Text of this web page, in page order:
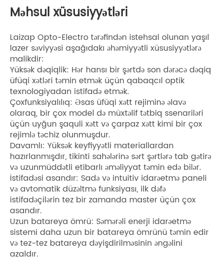
Məhsul xüsusiyyətləri
Laizap Opto-Electro tərəfindən istehsal olunan yaşıl
lazer səviyyəsi aşağıdakı əhəmiyyətli xüsusiyyətlərə
malikdir:
Yüksək dəqiqlik: Hər hansı bir şərtdə son dərəcə dəqiq
üfüqi xətləri təmin etmək üçün qabaqcıl optik
texnologiyadan istifadə etmək.
Çoxfunksiyalılıq: Əsas üfüqi xətt rejiminə əlavə
olaraq, bir çox model də müxtəlif tətbiq ssenariləri
üçün uyğun şaquli xətt və çarpaz xətt kimi bir çox
rejimlə təchiz olunmuşdur.
Davamlı: Yüksək keyfiyyətli materiallardan
hazırlanmışdır, tikinti sahələrinə sərt şərtlərə tab gətirə
və uzunmüddətli etibarlı əməliyyat təmin edə bilər.
İstifadəsi asandır: Sadə və intuitiv idarəetmə paneli
və avtomatik düzəltmə funksiyası, ilk dəfə
istifadəçilərin tez bir zamanda master üçün çox
asandır.
Uzun batareya ömrü: Səmərəli enerji idarəetmə
sistemi daha uzun bir batareya ömrünü təmin edir
və tez-tez batareya dəyişdirilməsinin əngəlini
azaldır.